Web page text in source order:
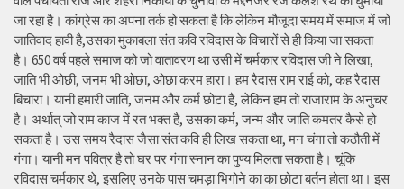
जा रहा है। कांग्रेस का अपना तर्क हो सकता है कि लेकिन मौजूदा समय में समाज में जो
जातिवाद हावी है,उसका मुकाबला संत कवि रविदास के विचारों से ही किया जा सकता
है। 650 वर्ष पहले समाज को जो वातावरण था उसी में चर्मकार रविदास जी ने लिखा,
जाति भी ओछी, जनम भी ओछा, ओछा करम हारा। हम रैदास राम राई को, कह रैदास
बिचारा। यानी हमारी जाति, जनम और कर्म छोटा है, लेकिन हम तो राजाराम के अनुचर
है। अर्थात् जो राम काज में रत भक्त है, उसका कर्म, जन्म और जाति कमतर कैसे हो
सकता है। उस समय रैदास जैसा संत कवि ही लिख सकता था, मन चंगा तो कठौती में
गंगा। यानी मन पवित्र है तो घर पर गंगा स्नान का पुण्य मिलता सकता है। चूंकि
रविदास चर्मकार थे, इसलिए उनके पास चमड़ा भिगोने का का छोटा बर्तन होता था। इस